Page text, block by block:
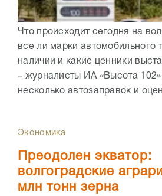
Что происходит сегодня на
все ли марки автомобильного
наличии и какие ценники
– журналисты ИА «Высота 102»
несколько автозаправок и
Экономика
Преодолен экватор:
волгоградские
млн тонн зерна